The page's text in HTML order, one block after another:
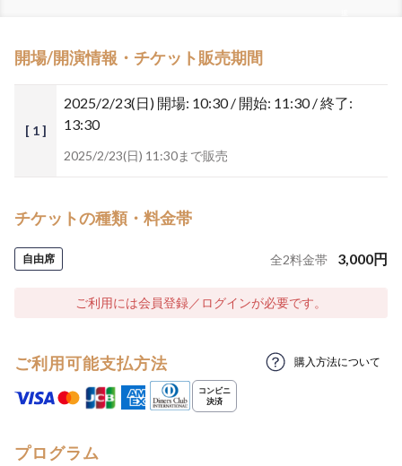
開場/開演情報・チケット販売期間
[ 1 ]
2025/2/23(日) 開場: 10:30 / 開始: 11:30 / 終了:
13:30
2025/2/23(日) 11:30まで販売
チケットの種類・料金帯
自由席 全2料金帯 3,000円
ご利用には会員登録／ログインが必要です。
ご利用可能支払方法 購入方法について
プログラム